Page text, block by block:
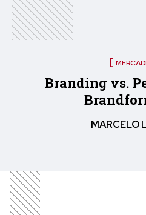
Branding vs.
MARCELO